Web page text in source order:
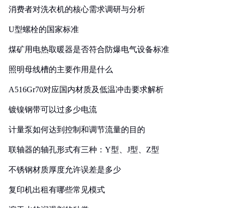
消费者对洗衣机的核心需求调研与分析
U型螺栓的国家标准
煤矿用电热取暖器是否符合防爆电气设备标准
照明母线槽的主要作用是什么
A516Gr70对应国内材质及低温冲击要求解析
镀镍钢带可以过多少电流
计量泵如何达到控制和调节流量的目的
联轴器的轴孔形式有三种：Y型、J型、Z型
不锈钢材质厚度允许误差是多少
复印机出租有哪些常见模式